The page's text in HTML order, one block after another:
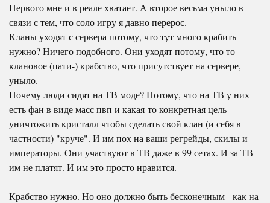
Первого мне и в реале хватает. А второе весьма уныло в
связи с тем, что соло игру я давно перерос.
Кланы уходят с сервера потому, что тут много крабить
нужно? Ничего подобного. Они уходят потому, что то
клановое (пати-) крабство, что присутствует на сервере,
уныло.
Почему люди сидят на ТВ моде? Потому, что на ТВ у них
есть фан в виде масс пвп и какая-то конкретная цель -
уничтожить кристалл чтобы сделать свой клан (и себя в
частности) "круче". И им пох на ваши регрейды, скилы и
императоры. Они участвуют в ТВ даже в 99 сетах. И за ТВ
им не платят. И им это просто нравится.
Крабство нужно. Но оно должно быть бесконечным - как на